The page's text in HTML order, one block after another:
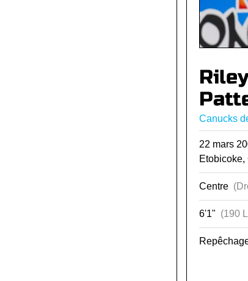
Riley
Canucks
22 mars
Etobicoke,
Centre
6'1" (190